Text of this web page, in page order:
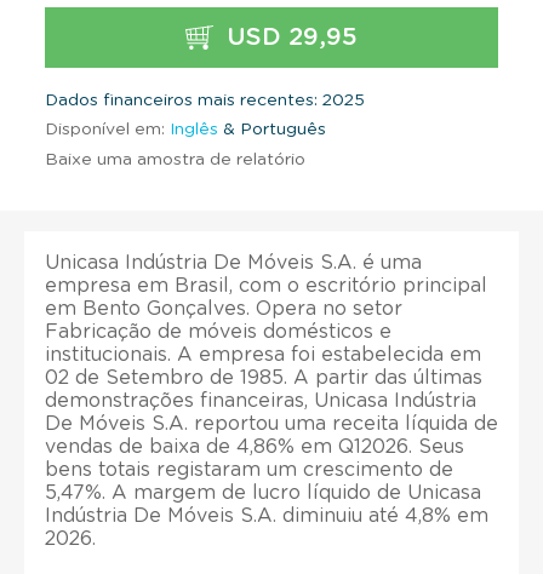
USD 29,95
Dados financeiros mais recentes: 2025
Disponível em: Inglês & Português
Baixe uma amostra de relatório
Unicasa Indústria De Móveis S.A. é uma
empresa em Brasil, com o escritório principal
em Bento Gonçalves. Opera no setor
Fabricação de móveis domésticos e
institucionais. A empresa foi estabelecida em
02 de Setembro de 1985. A partir das últimas
demonstrações financeiras, Unicasa Indústria
De Móveis S.A. reportou uma receita líquida de
vendas de baixa de 4,86% em Q12026. Seus
bens totais registaram um crescimento de
5,47%. A margem de lucro líquido de Unicasa
Indústria De Móveis S.A. diminuiu até 4,8% em
2026.